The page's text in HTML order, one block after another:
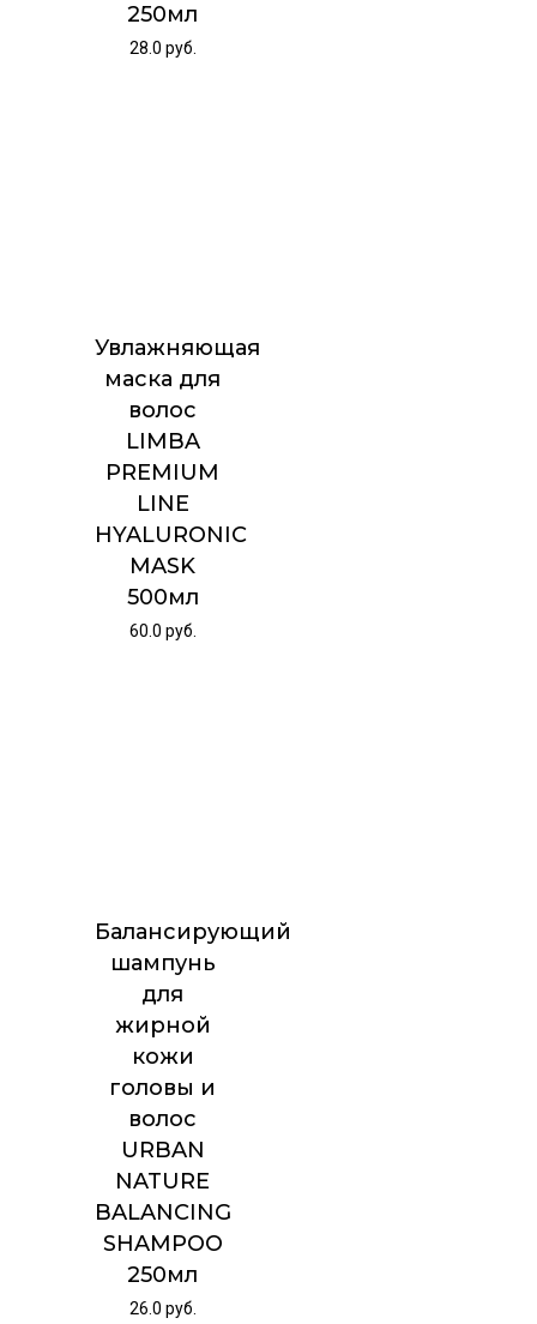
250мл
28.0 руб.
Увлажняющая
маска для
волос
LIMBA
PREMIUM
LINE
HYALURONIC
MASK
500мл
60.0 руб.
Балансирующий
шампунь
для
жирной
кожи
головы и
волос
URBAN
NATURE
BALANCING
SHAMPOO
250мл
26.0 руб.